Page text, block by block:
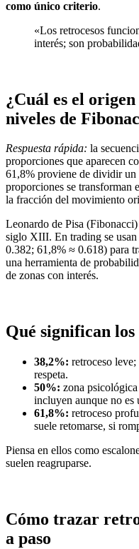
como único criterio.
«Los retrocesos
interés; son
¿Cuál es el
niveles de
Respuesta rápida: la
proporciones que aparecen
61,8% proviene de dividir un
proporciones se transforman
la fracción del movimiento
Leonardo de Pisa
siglo XIII. En trading se
0.382; 61,8% ≈ 0.618) para
una herramienta de
de zonas con interés.
Qué significan los
38,2%: retroceso
respeta.
50%: zona
incluyen aunque no es
61,8%: retroceso
suele retomarse, si
Piensa en ellos como
suelen reagruparse.
Cómo trazar
a paso